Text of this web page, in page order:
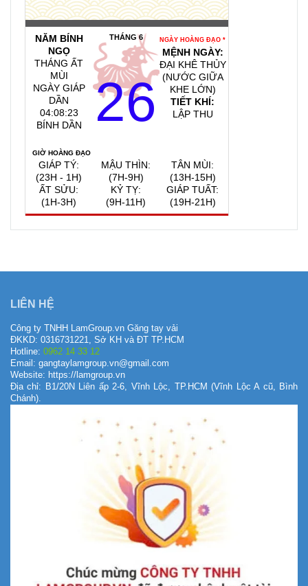
NĂM BÍNH
NGỌ
THÁNG ẤT
MÙI
NGÀY GIÁP
DẦN
04:08:24
BÍNH DẦN
THÁNG 6
26
NGÀY HOÀNG ĐẠO *
MỆNH NGÀY:
ĐẠI KHÊ THỦY
(NƯỚC GIỮA
KHE LỚN)
TIẾT KHÍ:
LẬP THU
GIỜ HOÀNG ĐẠO
GIÁP TÝ:
(23H - 1H)
ẤT SỬU:
(1H-3H)
MẬU THÌN:
(7H-9H)
KỶ TỴ:
(9H-11H)
TÂN MÙI:
(13H-15H)
GIÁP TUẤT:
(19H-21H)
LIÊN HỆ
Công ty TNHH LamGroup.vn Găng tay vải
ĐKKD: 0316731221, Sở KH và ĐT TP.HCM
Hotline: 0962 14 33 12
Email: gangtaylamgroup.vn@gmail.com
Website: https://lamgroup.vn
Địa chỉ: B1/20N Liên ấp 2-6, Vĩnh Lộc, TP.HCM (Vĩnh Lộc A cũ, Bình
Chánh).